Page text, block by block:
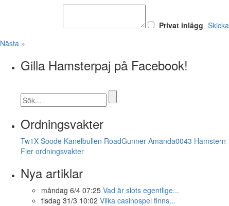
Privat inlägg Skicka
Nästa »
Gilla Hamsterpaj på Facebook!
Ordningsvakter
Tw1X Soode Kanelbullen RoadGunner Amanda0043 Hamstern
Fler ordningsvakter
Nya artiklar
måndag 6/4 07:25 Vad är slots egentlige...
tisdag 31/3 10:02 Vilka casinospel finns...